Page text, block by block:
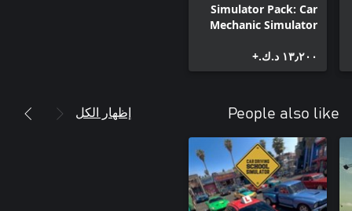
Simulator Pack: Car
Mechanic Simulator
Simulator (DOUBLE
BUNDLE)
١٣٫٢٠٠ د.ك.‏+
People also like إظهار الكل